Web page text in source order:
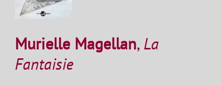
Murielle Magellan, La
Fantaisie